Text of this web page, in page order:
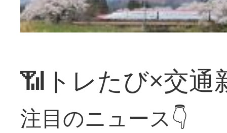
📶トレたび×交通
注目のニュース👇